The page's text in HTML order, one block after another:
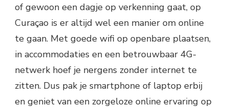
of gewoon een dagje op verkenning gaat, op
Curaçao is er altijd wel een manier om online
te gaan. Met goede wifi op openbare plaatsen,
in accommodaties en een betrouwbaar 4G-
netwerk hoef je nergens zonder internet te
zitten. Dus pak je smartphone of laptop erbij
en geniet van een zorgeloze online ervaring op